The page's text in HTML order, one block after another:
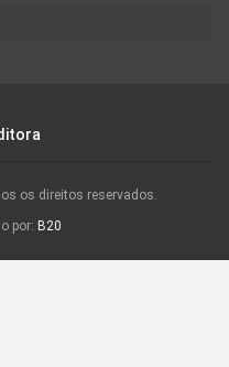
os direitos reservados.
por: B20